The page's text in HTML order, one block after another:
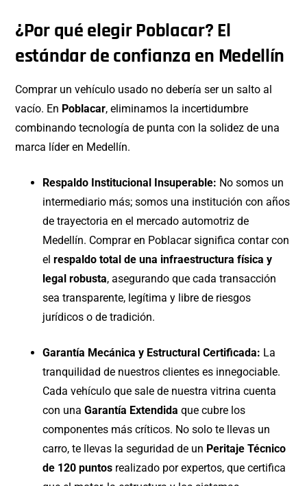
¿Por qué elegir Poblacar? El
estándar de confianza en Medellín
Comprar un vehículo usado no debería ser un salto al
vacío. En Poblacar, eliminamos la incertidumbre
combinando tecnología de punta con la solidez de una
marca líder en Medellín.
Respaldo Institucional Insuperable: No somos un
intermediario más; somos una institución con años
de trayectoria en el mercado automotriz de
Medellín. Comprar en Poblacar significa contar con
el respaldo total de una infraestructura física y
legal robusta, asegurando que cada transacción
sea transparente, legítima y libre de riesgos
jurídicos o de tradición.
Garantía Mecánica y Estructural Certificada: La
tranquilidad de nuestros clientes es innegociable.
Cada vehículo que sale de nuestra vitrina cuenta
con una Garantía Extendida que cubre los
componentes más críticos. No solo te llevas un
carro, te llevas la seguridad de un Peritaje Técnico
de 120 puntos realizado por expertos, que certifica